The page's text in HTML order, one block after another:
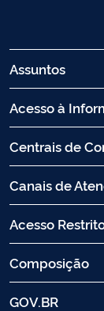
Assuntos
Acesso à
Centrais de
Canais de
Acesso
Composição
GOV.BR